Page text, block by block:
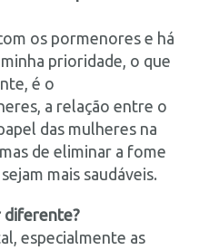
os pormenores e há
prioridade, o que
é o
a relação entre o
das mulheres na
de eliminar a fome
mais saudáveis.
diferente?
especialmente as